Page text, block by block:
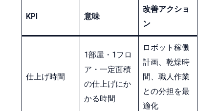
KPI 意味
改善アクショ
ン
仕上げ時間
1部屋・1フロ
ア・一定面積
の仕上げにか
かる時間
ロボット稼働
計画、乾燥時
間、職人作業
との分担を最
適化